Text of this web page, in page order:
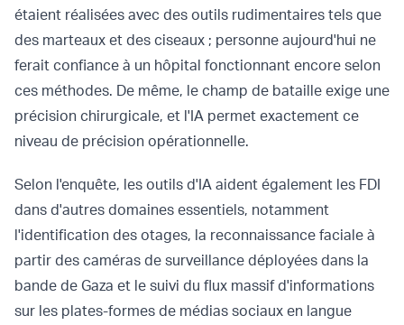
étaient réalisées avec des outils rudimentaires tels que
des marteaux et des ciseaux ; personne aujourd'hui ne
ferait confiance à un hôpital fonctionnant encore selon
ces méthodes. De même, le champ de bataille exige une
précision chirurgicale, et l'IA permet exactement ce
niveau de précision opérationnelle.
Selon l'enquête, les outils d'IA aident également les FDI
dans d'autres domaines essentiels, notamment
l'identification des otages, la reconnaissance faciale à
partir des caméras de surveillance déployées dans la
bande de Gaza et le suivi du flux massif d'informations
sur les plates-formes de médias sociaux en langue